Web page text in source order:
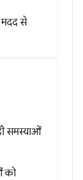
मदद से
समस्याओं
को